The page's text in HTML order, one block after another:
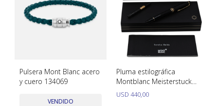
Pulsera Mont Blanc acero
y cuero 134069
VENDIDO
Pluma estilográfica
Montblanc Meisterstuck
usada con caja y papeles
USD 440,00
MOVADO
ROLEX